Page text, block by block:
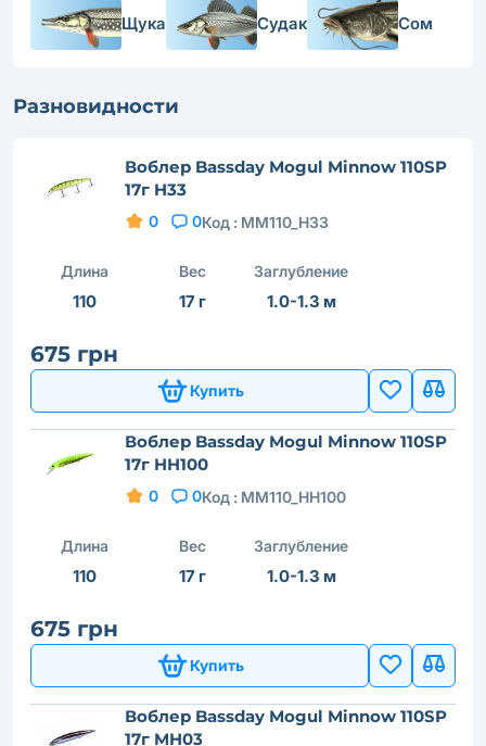
Щука Судак Сом
Разновидности
Воблер Bassday Mogul Minnow 110SP
17г H33
0 0Код : MM110_H33
Длина
110
Вес
17 г
Заглубление
1.0-1.3 м
675 грн
Купить
Воблер Bassday Mogul Minnow 110SP
17г HH100
0 0Код : MM110_HH100
Длина
110
Вес
17 г
Заглубление
1.0-1.3 м
675 грн
Купить
Воблер Bassday Mogul Minnow 110SP
17г MH03